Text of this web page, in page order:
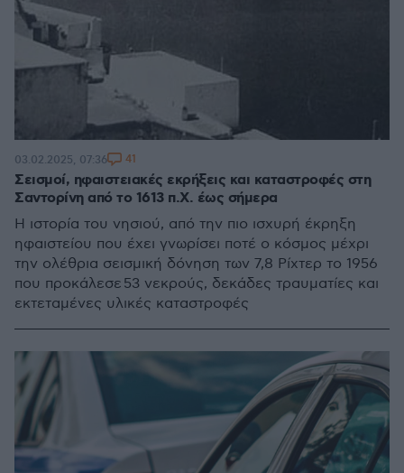
Σεισμοί, ηφαιστειακές εκρήξεις και καταστροφές στη
Σαντορίνη από το 1613 π.Χ. έως σήμερα
Η ιστορία του νησιού, από την πιο ισχυρή έκρηξη
ηφαιστείου που έχει γνωρίσει ποτέ ο κόσμος μέχρι
την ολέθρια σεισμική δόνηση των 7,8 Ρίχτερ το 1956
που προκάλεσε 53 νεκρούς, δεκάδες τραυματίες και
εκτεταμένες υλικές καταστροφές
03.02.2025, 07:36 41